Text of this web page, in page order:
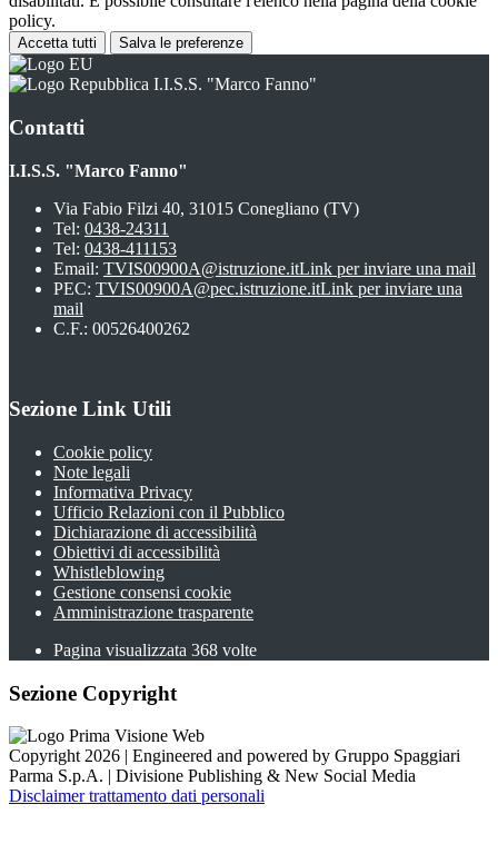
policy.
Accetta tutti Salva le preferenze
I.I.S.S. "Marco Fanno"
Contatti
I.I.S.S. "Marco Fanno"
Via Fabio Filzi 40, 31015 Conegliano (TV)
Tel: 0438-24311
Tel: 0438-411153
Email: TVIS00900A@istruzione.itLink per inviare una mail
PEC: TVIS00900A@pec.istruzione.itLink per inviare una
mail
C.F.: 00526400262
Sezione Link Utili
Cookie policy
Note legali
Informativa Privacy
Ufficio Relazioni con il Pubblico
Dichiarazione di accessibilità
Obiettivi di accessibilità
Whistleblowing
Gestione consensi cookie
Amministrazione trasparente
Pagina visualizzata 368 volte
Sezione Copyright
Copyright 2026 | Engineered and powered by Gruppo Spaggiari
Parma S.p.A. | Divisione Publishing & New Social Media
Disclaimer trattamento dati personali